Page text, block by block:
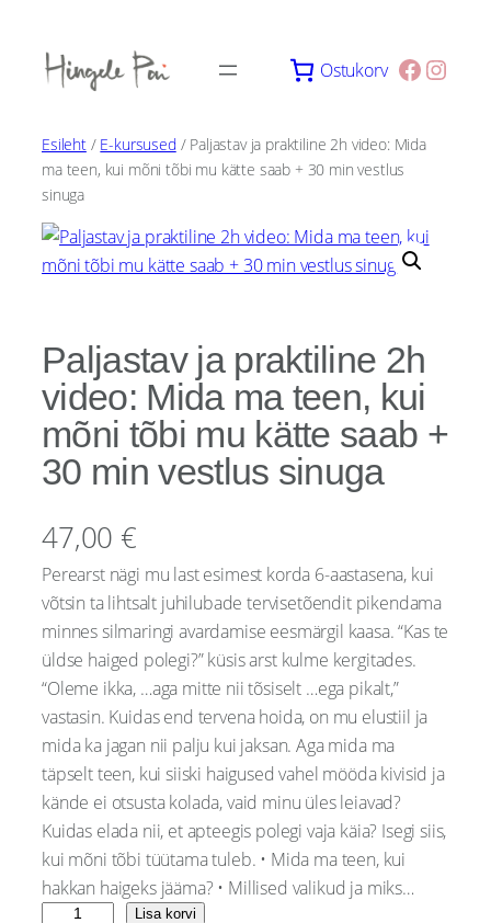
content
Ostukorv
Esileht/ E-kursused / Paljastav ja praktiline 2h video: Mida
ma teen, kui mõni tõbi mu kätte saab + 30 min vestlus
sinuga
Paljastav ja praktiline 2h
video: Mida ma teen, kui
mõni tõbi mu kätte saab +
30 min vestlus sinuga
47,00 €
Perearst nägi mu last esimest korda 6-aastasena, kui
võtsin ta lihtsalt juhilubade tervisetõendit pikendama
minnes silmaringi avardamise eesmärgil kaasa. “Kas te
üldse haiged polegi?” küsis arst kulme kergitades.
“Oleme ikka, …aga mitte nii tõsiselt …ega pikalt,”
vastasin. Kuidas end tervena hoida, on mu elustiil ja
mida ka jagan nii palju kui jaksan. Aga mida ma
täpselt teen, kui siiski haigused vahel mööda kivisid ja
kände ei otsusta kolada, vaid minu üles leiavad?
Kuidas elada nii, et apteegis polegi vaja käia? Isegi siis,
kui mõni tõbi tüütama tuleb. • Mida ma teen, kui
hakkan haigeks jääma? • Millised valikud ja miks…
Lisa korvi